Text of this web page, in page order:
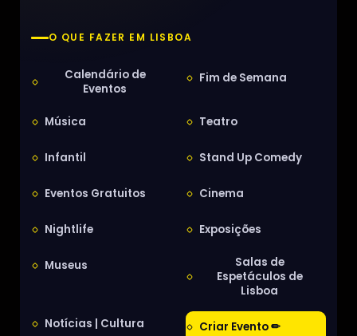
O QUE FAZER EM LISBOA
Calendário de
Eventos
Fim de Semana
Música Teatro
Infantil Stand Up Comedy
Eventos Gratuitos Cinema
Nightlife Exposições
Museus
Salas de
Espetáculos de
Lisboa
Notícias | Cultura Criar Evento ✏